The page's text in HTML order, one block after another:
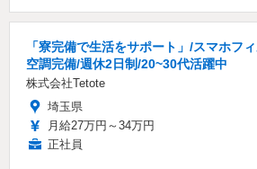
「寮完備で生活をサポート」/スマホフ
空調完備/週休2日制/20~30代活躍中
株式会社Tetote
埼玉県
月給27万円～34万円
正社員